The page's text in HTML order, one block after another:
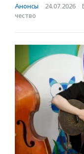
Анонсы · 24.07.2026 ·
чест­во